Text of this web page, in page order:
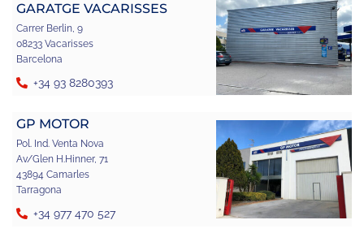
GARATGE VACARISSES
Carrer Berlin, 9
08233 Vacarisses
Barcelona
+34 93 8280393
GP MOTOR
Pol. Ind. Venta Nova
Av/Glen H.Hinner, 71
43894 Camarles
Tarragona
+34 977 470 527